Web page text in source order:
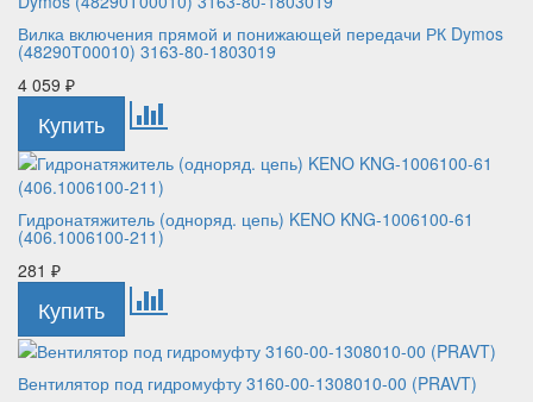
Вилка включения прямой и понижающей передачи РК Dymos
(48290Т00010) 3163-80-1803019
4 059 ₽
Гидронатяжитель (одноряд. цепь) KENO KNG-1006100-61
(406.1006100-211)
281 ₽
Вентилятор под гидромуфту 3160-00-1308010-00 (PRAVT)